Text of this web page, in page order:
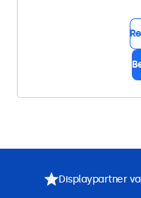
Displaypartner